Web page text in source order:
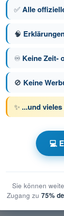
61 von 80
- Betriebliche
Verfahren
Verfahren
✅Alle
🧠
♾️ Keine Zeit-
🚫 Keine
✨ ...und
💻
Sie können
Zugang zu 75%